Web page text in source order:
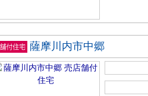
舗付
薩摩川内市中郷